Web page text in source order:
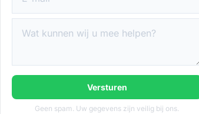
Versturen
Geen spam. Uw gegevens zijn veilig bij ons.